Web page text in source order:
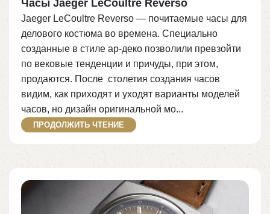
Часы Jaeger LeCoultre Reverso
Jaeger LeCoultre Reverso — почитаемые часы для
делового костюма во времена. Cпециально
созданные в стиле ар-деко позволили превзойти
по вековые тенденции и причуды, при этом,
продаются. После столетия создания часов
видим, как приходят и уходят варианты моделей
часов, но дизайн оригинальной мо...
ПРОДОЛЖИТЬ ЧТЕНИЕ